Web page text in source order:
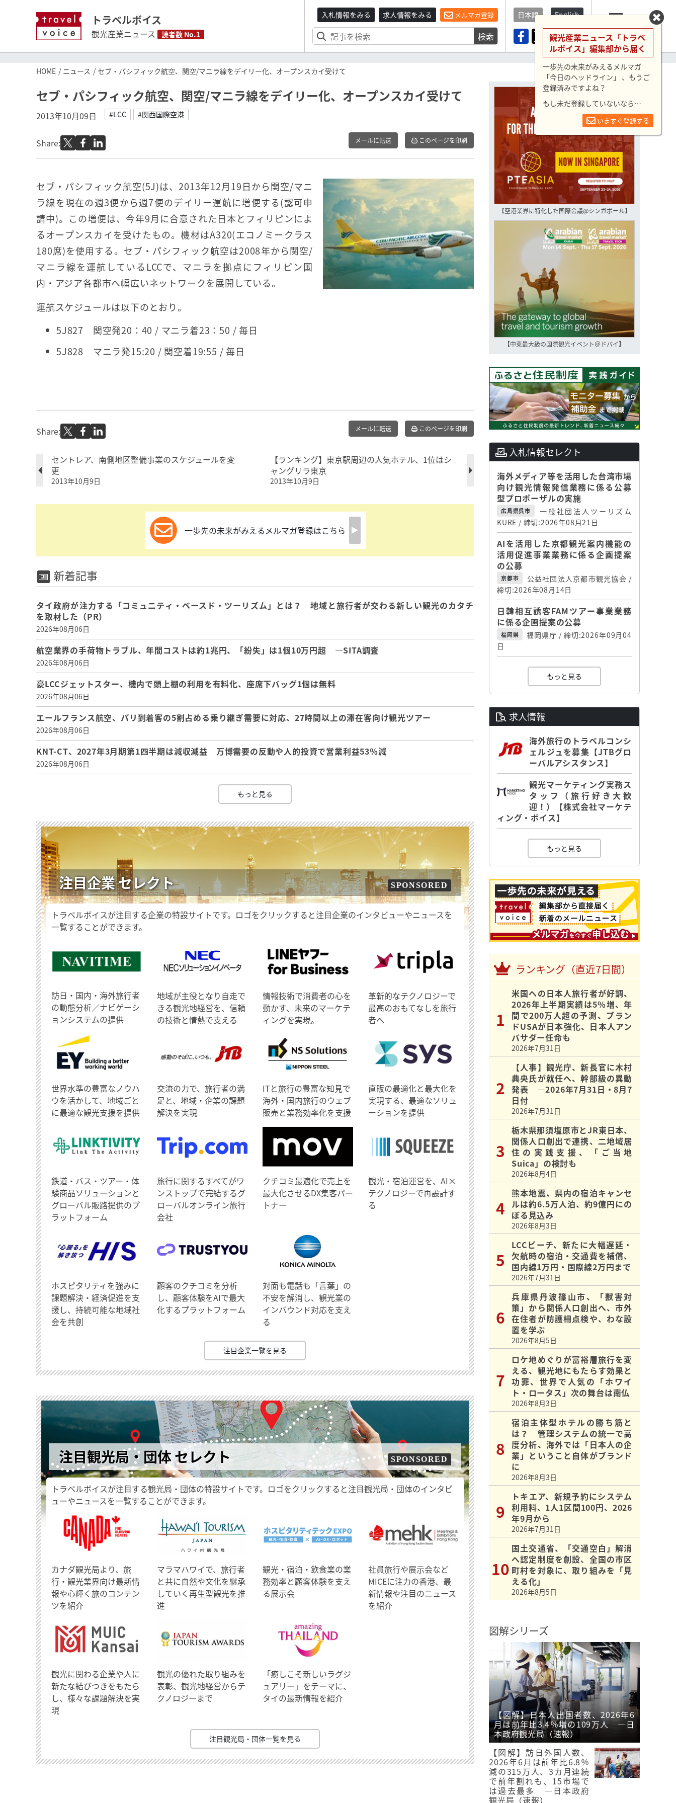
トラベルボイス
観光産業ニュース 読者数 No.1
入札情報をみる 求人情報をみる メルマガ登録
検索
日本語 English
メニュー
HOME ニュース セブ・パシフィック航空、関空/マニラ線をデイリー化、オープンスカイ受けて
セブ・パシフィック航空、関空/マニラ線をデイリー化、オープンスカイ受けて
2013年10月09日 #LCC #関西国際空港
Share: メールに転送 このページを印刷
セブ・パシフィック航空(5J)は、2013年12月19日から関空/マニ
ラ線を現在の週3便から週7便のデイリー運航に増便する(認可申
請中)。この増便は、今年9月に合意された日本とフィリピンによ
るオープンスカイを受けたもの。機材はA320(エコノミークラス
180席)を使用する。セブ・パシフィック航空は2008年から関空/
マニラ線を運航しているLCCで、マニラを拠点にフィリピン国
内・アジア各都市へ幅広いネットワークを展開している。
運航スケジュールは以下のとおり。
5J827 関空発20：40 / マニラ着23：50 / 毎日
5J828 マニラ発15:20 / 関空着19:55 / 毎日
Share: メールに転送 このページを印刷
セントレア、南側地区整備事業のスケジュールを変
更
2013年10月9日
【ランキング】東京駅周辺の人気ホテル、1位はシ
ャングリラ東京
2013年10月9日
一歩先の未来がみえるメルマガ登録はこちら
新着記事
タイ政府が注力する「コミュニティ・ベースド・ツーリズム」とは？ 地域と旅行者が交わる新しい観光のカタチ
を取材した（PR）
2026年08月06日
航空業界の手荷物トラブル、年間コストは約1兆円、「紛失」は1個10万円超 ―SITA調査
2026年08月06日
豪LCCジェットスター、機内で頭上棚の利用を有料化、座席下バッグ1個は無料
2026年08月06日
エールフランス航空、パリ到着客の5割占める乗り継ぎ需要に対応、27時間以上の滞在客向け観光ツアー
2026年08月06日
KNT-CT、2027年3月期第1四半期は減収減益 万博需要の反動や人的投資で営業利益53％減
2026年08月06日
もっと見る
注目企業 セレクト SPONSORED
トラベルボイスが注目する企業の特設サイトです。ロゴをクリックすると注目企業のインタビューやニュースを
一覧することができます。
訪日・国内・海外旅行者
の動態分析／ナビゲーシ
ョンシステムの提供
地域が主役となり自走で
きる観光地経営を、信頼
の技術と情熱で支える
情報技術で消費者の心を
動かす、未来のマーケテ
ィングを実現。
革新的なテクノロジーで
最高のおもてなしを旅行
者へ
世界水準の豊富なノウハ
ウを活かして、地域ごと
に最適な観光支援を提供
交流の力で、旅行者の満
足と、地域・企業の課題
解決を実現
ITと旅行の豊富な知見で
海外・国内旅行のウェブ
販売と業務効率化を支援
直販の最適化と最大化を
実現する、最適なソリュ
ーションを提供
鉄道・バス・ツアー・体
験商品ソリューションと
グローバル販路提供のプ
ラットフォーム
旅行に関するすべてがワ
ンストップで完結するグ
ローバルオンライン旅行
会社
クチコミ最適化で売上を
最大化させるDX集客パー
トナー
観光・宿泊運営を、AI×
テクノロジーで再設計す
る
ホスピタリティを強みに
課題解決・経済促進を支
援し、持続可能な地域社
会を共創
顧客のクチコミを分析
し、顧客体験をAIで最大
化するプラットフォーム
対面も電話も「言葉」の
不安を解消し、観光業の
インバウンド対応を支え
る
注目企業一覧を見る
注目観光局・団体 セレクト SPONSORED
トラベルボイスが注目する観光局・団体の特設サイトです。ロゴをクリックすると注目観光局・団体のインタビ
ューやニュースを一覧することができます。
​カナダ観光局より、旅
行・観光業界向け最新情
報や心輝く旅のコンテン
ツを紹介
マラマハワイで、旅行者
と共に自然や文化を継承
していく再生型観光を推
進
観光・宿泊・飲食業の業
務効率と顧客体験を支え
る展示会
社員旅行や展示会など
MICEに注力の香港、最
新情報や注目のニュース
を紹介
観光に関わる企業や人に
新たな結びつきをもたら
し、様々な課題解決を実
現
観光の優れた取り組みを
表彰、観光地経営からテ
クノロジーまで
「癒しこそ新しいラグジ
ュアリー」をテーマに、
タイの最新情報を紹介
注目観光局・団体一覧を見る
【空港業界に特化した国際会議@シンガポール】
【中東最大級の国際観光イベント＠ドバイ】
入札情報セレクト
海外メディア等を活用した台湾市場
向け観光情報発信業務に係る公募
型プロポーザルの実施
広島県呉市
一般社団法人ツーリズム
KURE / 締切:2026年08月21日
AIを活用した京都観光案内機能の
活用促進事業業務に係る企画提案
の公募
京都市
公益社団法人京都市観光協会 /
締切:2026年08月14日
日韓相互誘客FAMツアー事業業務
に係る企画提案の公募
福岡県
福岡県庁 / 締切:2026年09月04
日
もっと見る
求人情報
海外旅行のトラベルコンシ
ェルジュを募集【JTBグロ
ーバルアシスタンス】
観光マーケティング実務ス
タッフ（旅行好き大歓
迎！）【株式会社マーケテ
ィング・ボイス】
もっと見る
ランキング（直近7日間）
米国への日本人旅行者が好調、
2026年上半期実績は5％増、年
間で200万人超の予測、ブラン
ドUSAが日本強化、日本人アン
バサダー任命も
2026年7月31日
【人事】観光庁、新長官に木村
典央氏が就任へ、幹部級の異動
発表 ―2026年7月31日・8月7
日付
2026年7月31日
栃木県那須塩原市とJR東日本、
関係人口創出で連携、二地域居
住の実践支援、「ご当地
Suica」の検討も
2026年8月4日
熊本地震、県内の宿泊キャンセ
ルは約6.5万人泊、約9億円にの
ぼる見込み
2026年8月3日
LCCピーチ、新たに大幅遅延・
欠航時の宿泊・交通費を補償、
国内線1万円・国際線2万円まで
2026年7月31日
兵庫県丹波篠山市、「獣害対
策」から関係人口創出へ、市外
在住者が防護柵点検や、わな設
置を学ぶ
2026年8月5日
ロケ地めぐりが富裕層旅行を変
える、観光地にもたらす効果と
功罪、世界で人気の「ホワイ
ト・ロータス」次の舞台は南仏
2026年8月3日
宿泊主体型ホテルの勝ち筋と
は？ 管理システムの統一で高
度分析、海外では「日本人の企
業」ということ自体がブランド
に
2026年8月3日
トキエア、新規予約にシステム
利用料、1人1区間100円、2026
年9月から
2026年7月31日
国土交通省、「交通空白」解消
へ認定制度を創設、全国の市区
町村を対象に、取り組みを「見
える化」
2026年8月5日
図解シリーズ
【図解】日本人出国者数、2026年6
月は前年比3.4％増の109万人 ―日
本政府観光局（速報）
【図解】訪日外国人数、
2026年6月は前年比6.8％
減の315万人、3カ月連続
で前年割れも、15市場で
は過去最多 ―日本政府
観光局（速報）
観光産業ニュース「トラベ
ルボイス」編集部から届く
一歩先の未来がみえるメルマガ
「今日のヘッドライン」 、もうご
登録済みですよね？
もし未だ登録していないなら…
いますぐ登録する